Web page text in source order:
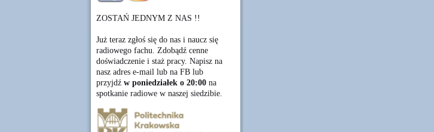
ZOSTAŃ JEDNYM Z NAS !!
Już teraz zgłoś się do nas i naucz się
radiowego fachu. Zdobądź cenne
doświadczenie i staż pracy. Napisz na
nasz adres e-mail lub na FB lub
przyjdź w poniedziałek o 20:00na
spotkanie radiowe w naszej siedzibie.